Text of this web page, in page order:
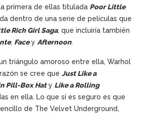
primera de ellas titulada Poor Little
dentro de una serie de películas que
Rich Girl Saga, que incluiría también
, Facey Afternoon.
triángulo amoroso entre ella, Warhol
se cree que Just Like a
Pill-Box Haty Like a Rolling
en ella. Lo que sí es seguro es que
de The Velvet Underground,